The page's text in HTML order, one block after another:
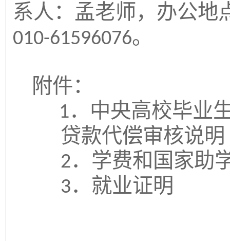
系人：孟老师，办公地
010-61596076。
附件：
1．中央高校毕业
贷款代偿审核说明
2．学费和国家助
3．就业证明